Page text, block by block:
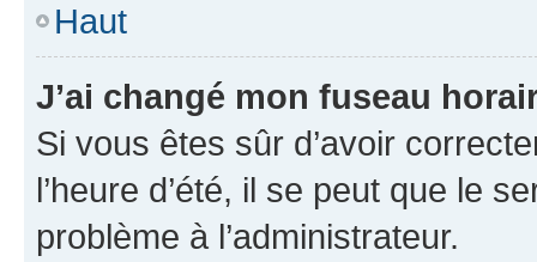
Haut
J’ai changé mon fuseau
Si vous êtes sûr d’avoir
l’heure d’été, il se peut que le
problème à l’administrateur.